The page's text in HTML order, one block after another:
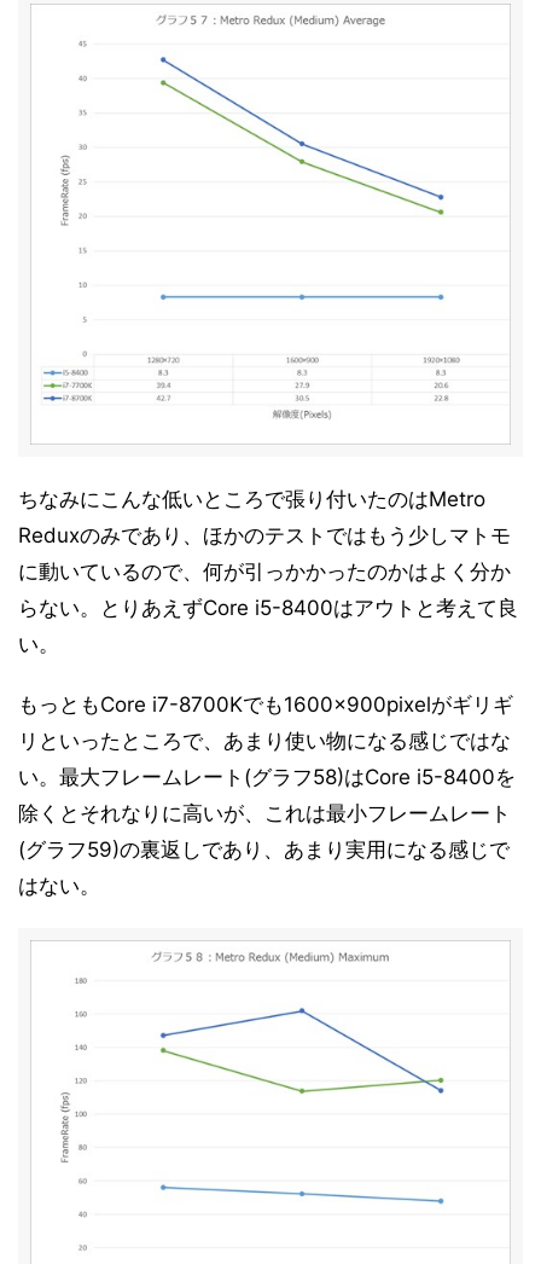
ちなみにこんな低いところで張り付いたのはMetro
Reduxのみであり、ほかのテストではもう少しマトモ
に動いているので、何が引っかかったのかはよく分か
らない。とりあえずCore i5-8400はアウトと考えて良
い。
もっともCore i7-8700Kでも1600×900pixelがギリギ
リといったところで、あまり使い物になる感じではな
い。最大フレームレート(グラフ58)はCore i5-8400を
除くとそれなりに高いが、これは最小フレームレート
(グラフ59)の裏返しであり、あまり実用になる感じで
はない。